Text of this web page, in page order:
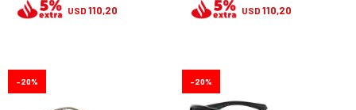
USD 110,20 USD 110,20
20 20